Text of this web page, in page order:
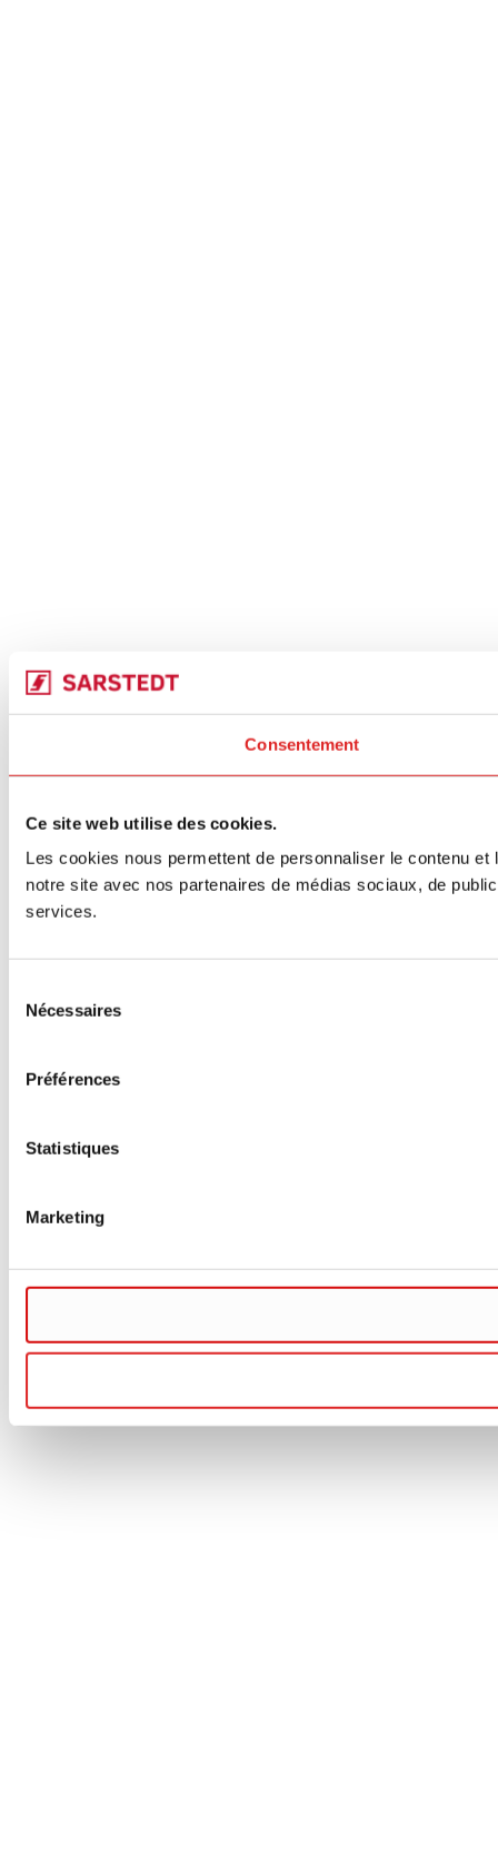
Consentement
Ce site web utilise des cookies.
Les cookies nous permettent de personnaliser le contenu
notre site avec nos partenaires de médias sociaux, de
services.
Nécessaires
Préférences
Statistiques
Marketing